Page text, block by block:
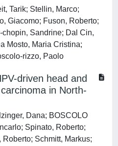
Tarik; Stellin, Marco;
Giacomo; Fuson, Roberto;
chopin, Sandrine; Dal Cin,
Mosto, Maria Cristina;
rizzo, Paolo
driven head and
in North-
Dana; BOSCOLO
Spinato, Roberto;
Schmitt, Markus;